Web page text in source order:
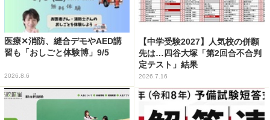
医療✕消防、縫合デモやAED講
習も「おしごと体験博」9/5
2026.8.6
【中学受験2027】人気校の併願
先は…四谷大塚「第2回合不合判
定テスト」結果
2026.7.16